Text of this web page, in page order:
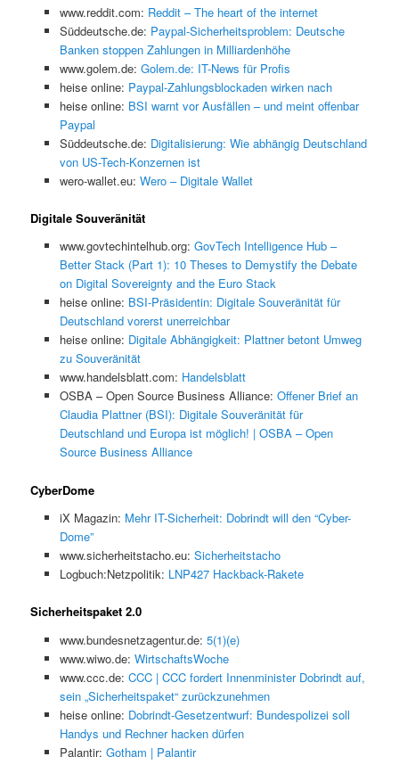
www.reddit.com: Reddit – The heart of the internet
Süddeutsche.de: Paypal-Sicherheitsproblem: Deutsche
Banken stoppen Zahlungen in Milliardenhöhe
www.golem.de: Golem.de: IT-News für Profis
heise online: Paypal-Zahlungsblockaden wirken nach
heise online: BSI warnt vor Ausfällen – und meint offenbar
Paypal
Süddeutsche.de: Digitalisierung: Wie abhängig Deutschland
von US-Tech-Konzernen ist
wero-wallet.eu: Wero – Digitale Wallet
Digitale Souveränität
www.govtechintelhub.org: GovTech Intelligence Hub –
Better Stack (Part 1): 10 Theses to Demystify the Debate
on Digital Sovereignty and the Euro Stack
heise online: BSI-Präsidentin: Digitale Souveränität für
Deutschland vorerst unerreichbar
heise online: Digitale Abhängigkeit: Plattner betont Umweg
zu Souveränität
www.handelsblatt.com: Handelsblatt
OSBA – Open Source Business Alliance: Offener Brief an
Claudia Plattner (BSI): Digitale Souveränität für
Deutschland und Europa ist möglich! | OSBA – Open
Source Business Alliance
CyberDome
iX Magazin: Mehr IT-Sicherheit: Dobrindt will den “Cyber-
Dome”
www.sicherheitstacho.eu: Sicherheitstacho
Logbuch:Netzpolitik: LNP427 Hackback-Rakete
Sicherheitspaket 2.0
www.bundesnetzagentur.de: 5(1)(e)
www.wiwo.de: WirtschaftsWoche
www.ccc.de: CCC | CCC fordert Innenminister Dobrindt auf,
sein „Sicherheitspaket“ zurückzunehmen
heise online: Dobrindt-Gesetzentwurf: Bundespolizei soll
Handys und Rechner hacken dürfen
Palantir: Gotham | Palantir